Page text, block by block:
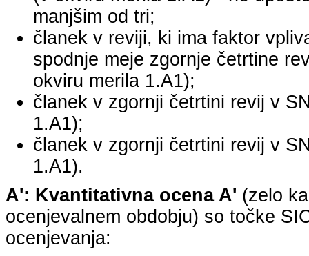
manjšim od tri;
članek v reviji, ki ima faktor
spodnje meje zgornje četrtine
okviru merila 1.A1);
članek v zgornji četrtini revij v
1.A1);
članek v zgornji četrtini revij v
1.A1).
A': Kvantitativna ocena A' (zelo
ocenjevalnem obdobju) so točke
ocenjevanja: